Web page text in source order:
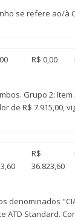
se refere ao/à
R$ 0,00
Grupo 2: Item
de R$ 7.915,00,
R$
36.823,60
Standard.